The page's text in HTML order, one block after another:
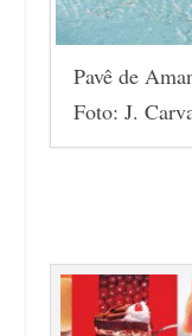
Pavê de
Foto: J.